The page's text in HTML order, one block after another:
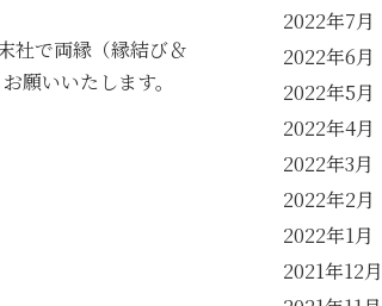
社で両縁（縁結び＆
願いいたします。
2022年7月
2022年6月
2022年5月
2022年4月
2022年3月
2022年2月
2022年1月
2021年12月